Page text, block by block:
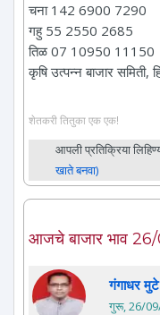
चना 142 6900 7290
गहु 55 2550 2685
तिळ 07 10950 11150
कृषि उत्पन्न बाजार समिती,
शेतकरी तितुका एक एक!
आपली प्रतिक्रिया
खाते बनवा)
आजचे बाजार भाव
गंगाधर मुटे
गुरू, 26/